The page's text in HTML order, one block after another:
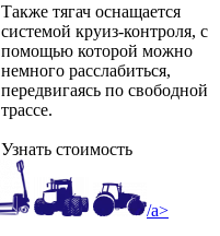
Также тягач оснащается
системой круиз-контроля, с
помощью которой можно
немного расслабиться,
передвигаясь по свободной
трассе.
Узнать стоимость
/a>